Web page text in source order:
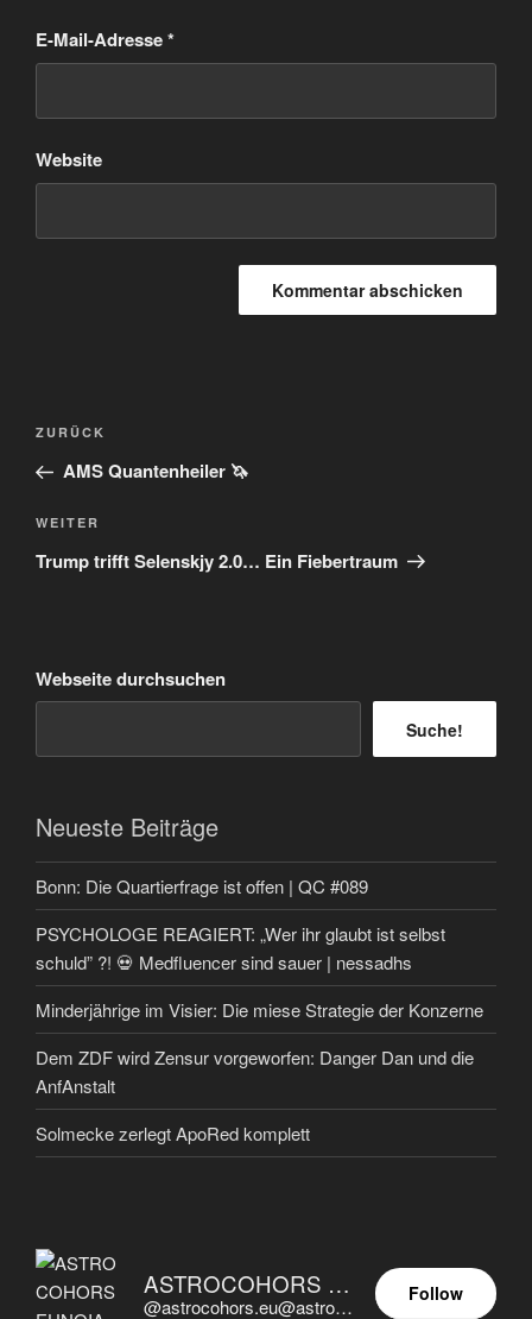
E-Mail-Adresse*
Website
Beitragsnavigation
Vorheriger
Beitrag
ZURÜCK
AMS Quantenheiler 🦄
Nächster
Beitrag
WEITER
Trump trifft Selenskjy 2.0… Ein Fiebertraum
Webseite durchsuchen
Suche!
Neueste Beiträge
Bonn: Die Quartierfrage ist offen | QC #089
PSYCHOLOGE REAGIERT: „Wer ihr glaubt ist selbst
schuld” ?! 💀 Medfluencer sind sauer | nessadhs
Minderjährige im Visier: Die miese Strategie der Konzerne
Dem ZDF wird Zensur vorgeworfen: Danger Dan und die
AnfAnstalt
Solmecke zerlegt ApoRed komplett
ASTROCOHORS EUNOIA ULTIMA
@astrocohors.eu@astrocohors.eu
Follow